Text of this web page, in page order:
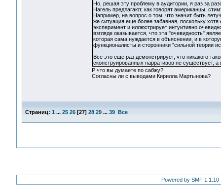
Но, решая эту проблему в аудитории, я раз за
Нагель предлагают, как говорят американцы,
Например, на вопрос о том, что значит быть
же ситуация еще более забавная, поскольку
эксперимент и иллюстрирует интуитивно
взгляде оказывается, что эта "очевидность"
которая сама нуждается в объяснении, и в
функционалисты и сторонники "сильной теории
Все это еще раз демонстрирует, что никакого
сконструированных нарративов не существует,
Р что вы думаете по сабжу?
Согласны ли с выводами Кирилла Мартынова?
Страниц: 1 ... 25 26[27] 28 29 ... 39 Все
Powered by SMF 1.1.10